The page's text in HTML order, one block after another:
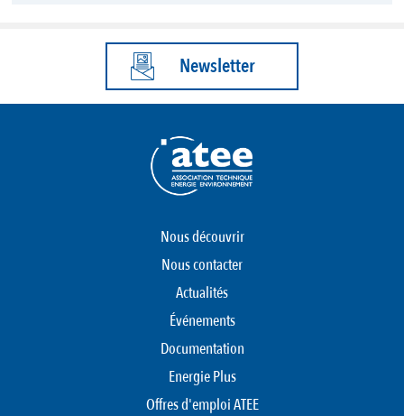
Newsletter
Nous découvrir
Nous contacter
Actualités
Événements
Documentation
Energie Plus
Offres d'emploi ATEE